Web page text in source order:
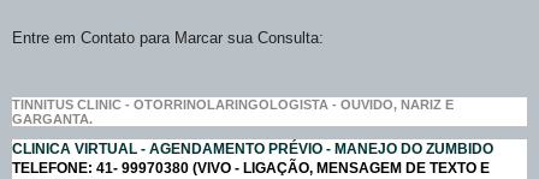
Entre em Contato para Marcar sua Consulta:
TINNITUS CLINIC - OTORRINOLARINGOLOGISTA - OUVIDO, NARIZ E
GARGANTA.
CLINICA VIRTUAL - AGENDAMENTO PRÉVIO - MANEJO DO ZUMBIDO
TELEFONE: 41- 99970380 (VIVO - LIGAÇÃO, MENSAGEM DE TEXTO E